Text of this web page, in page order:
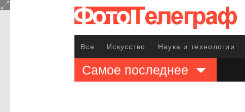
Все Искусство Наука и технологии
Самое последнее